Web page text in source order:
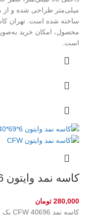
ساخته شده است. تهران
محصول، امکان خرید
است.
کاسه نمد وایتون CFW 40*69*6
280,000 تومان